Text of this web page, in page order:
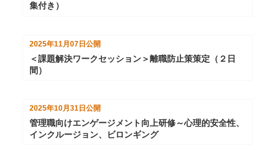
集付き）
2025年11月07日公開
＜課題解決ワークセッション＞離職防止策策定（２日
間）
2025年10月31日公開
管理職向けエンゲージメント向上研修～心理的安全性、
インクルージョン、ビロンギング